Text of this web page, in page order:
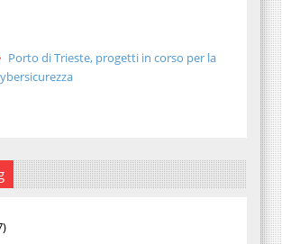
Porto di Trieste, progetti in corso per la